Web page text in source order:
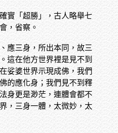
實「超勝」，古人略舉七
，省察。
應三身，所出本同，故三
這在他方世界裡是見不到
娑婆世界示現成佛，我們
的應化身；我們見不到釋
身更是渺茫，連體會都不
，三身一體，太微妙，太